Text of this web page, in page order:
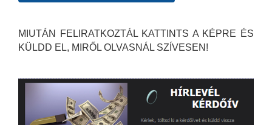
MIUTÁN FELIRATKOZTÁL KATTINTS A KÉPRE ÉS
KÜLDD EL, MIRŐL OLVASNÁL SZÍVESEN!